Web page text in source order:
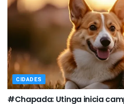
CIDADES
#Chapada: Utinga inicia